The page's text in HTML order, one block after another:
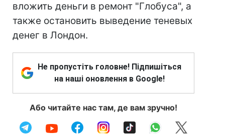
вложить деньги в ремонт "Глобуса", а
также остановить выведение теневых
денег в Лондон.
Не пропустіть головне! Підпишіться
на наші оновлення в Google!
Або читайте нас там, де вам зручно!